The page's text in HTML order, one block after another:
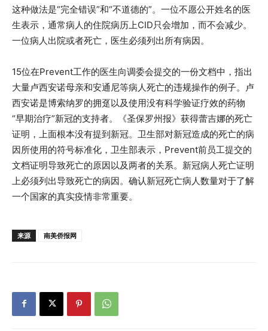
这种做法是“完全错误”和“不道德的”。一位不愿公开姓名的医
生表示，通常病人的住院病历上CID只会增加，而不会减少。
一位病人出院或者死亡，医生必须列出所有病因。
15位在Prevent工作的医生向调委会提交的一份文档中，指出
大量卢西安诺母亲和安通尼等病人死亡的违规操作的例子。卢
西安诺是博索纳罗的拥趸以及使用没有科学验证疗效的药物
“早期治疗”新冠的支持者。《圣保罗州报》获得蕾吉娜的死亡
证明，上面根本没有提到新冠。卫生部对新冠造成的死亡的病
因所使用的符号标准化，卫生部表示，Prevent前员工提交的
文档证明导致死亡的原因以及两者的关系。新冠病人死亡证明
上必须列出导致死亡的病因。确认新冠死亡病人数量对于了解
一个国家的真实疫情非常重要。
来源 南美侨报网